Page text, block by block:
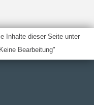
Inhalte dieser Seite unter